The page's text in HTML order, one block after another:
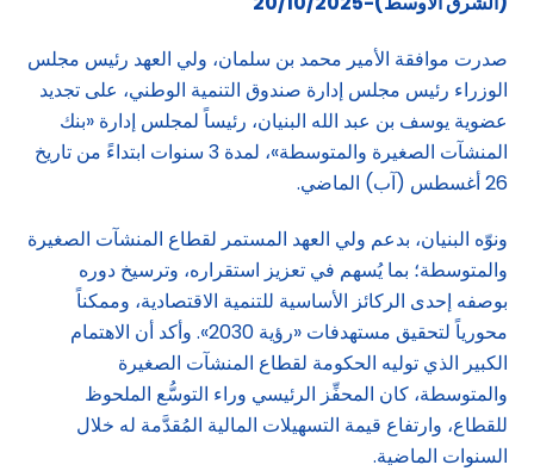
صدرت موافقة الأمير محمد بن سلمان، ولي العهد رئيس مجلس
الوزراء رئيس مجلس إدارة صندوق التنمية الوطني، على تجديد
عضوية يوسف بن عبد الله البنيان، رئيساً لمجلس إدارة «بنك
المنشآت الصغيرة والمتوسطة»، لمدة 3 سنوات ابتداءً من تاريخ
26 أغسطس (آب) الماضي.
ونوّه البنيان، بدعم ولي العهد المستمر لقطاع المنشآت الصغيرة
والمتوسطة؛ بما يُسهم في تعزيز استقراره، وترسيخ دوره
بوصفه إحدى الركائز الأساسية للتنمية الاقتصادية، وممكناً
محورياً لتحقيق مستهدفات «رؤية 2030». وأكد أن الاهتمام
الكبير الذي توليه الحكومة لقطاع المنشآت الصغيرة
والمتوسطة، كان المحفِّز الرئيسي وراء التوسُّع الملحوظ
للقطاع، وارتفاع قيمة التسهيلات المالية المُقدَّمة له خلال
السنوات الماضية.